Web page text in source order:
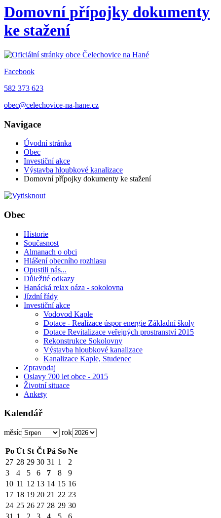
Domovní přípojky dokumenty
ke stažení
Facebook
582 373 623
obec@celechovice-na-hane.cz
Navigace
Úvodní stránka
Obec
Investiční akce
Výstavba hloubkové kanalizace
Domovní přípojky dokumenty ke stažení
Obec
Historie
Současnost
Almanach o obci
Hlášení obecního rozhlasu
Opustili nás...
Důležité odkazy
Hanácká relax oáza - sokolovna
Jízdní řády
Investiční akce
Vodovod Kaple
Dotace - Realizace úspor energie Základní školy
Dotace Revitalizace veřejných prostranství 2015
Rekonstrukce Sokolovny
Výstavba hloubkové kanalizace
Kanalizace Kaple, Studenec
Zpravodaj
Oslavy 700 let obce - 2015
Životní situace
Ankety
Kalendář
měsíc rok
Po Út St Čt Pá So Ne
27 28 29 30 31 1
2
3
4 5 6 7 8
9
10 11 12 13 14 15 16
17 18 19 20 21 22 23
24 25 26 27 28 29 30